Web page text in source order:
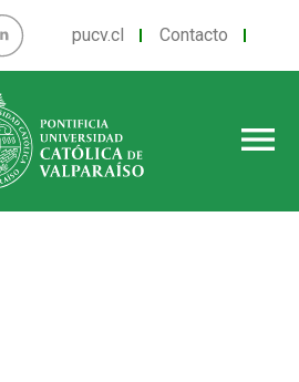
pucv.cl Contacto
menu